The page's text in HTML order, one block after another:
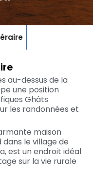
au-dessus de la
une position
Ghâts
les randonnées et
maison
le village de
est un endroit idéal
sur la vie rurale